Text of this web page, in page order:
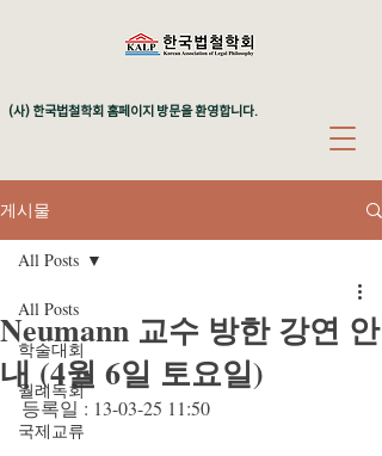
(사) 한국법철학회 홈페이지 방문을 환영합니다.
게시물
All Posts
학술대회
월례독회
국제교류
All Posts
Neumann 교수 방한 강연 안
내 (4월 6일 토요일)
등록일 : 13-03-25 11:50